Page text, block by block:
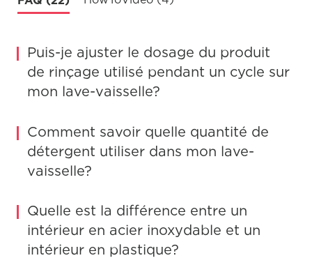
Puis-je ajuster le dosage du produit
de rinçage utilisé pendant un cycle sur
mon lave-vaisselle?
Comment savoir quelle quantité de
détergent utiliser dans mon lave-
vaisselle?
Quelle est la différence entre un
intérieur en acier inoxydable et un
intérieur en plastique?